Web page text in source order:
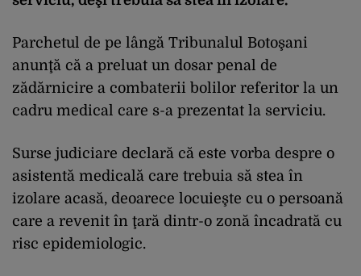
Parchetul de pe lângă Tribunalul Botoşani
anunţă că a preluat un dosar penal de
zădărnicire a combaterii bolilor referitor la un
cadru medical care s-a prezentat la serviciu.
Surse judiciare declară că este vorba despre o
asistentă medicală care trebuia să stea în
izolare acasă, deoarece locuieşte cu o persoană
care a revenit în ţară dintr-o zonă încadrată cu
risc epidemiologic.